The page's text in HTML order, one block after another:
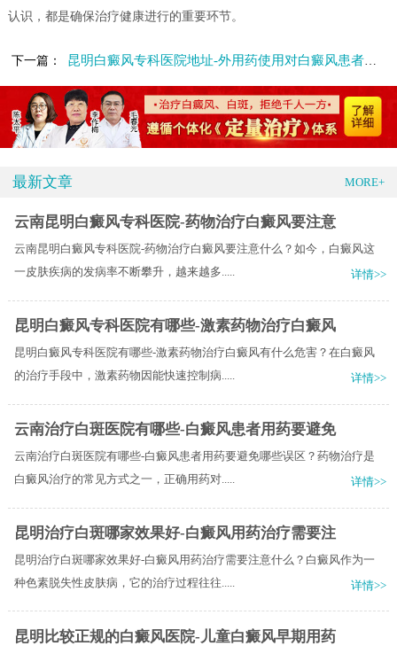
认识，都是确保治疗健康进行的重要环节。
下一篇： 昆明白癜风专科医院地址-外用药使用对白癜风患者有副作用吗
最新文章 MORE+
云南昆明白癜风专科医院-药物治疗白癜风要注意
云南昆明白癜风专科医院-药物治疗白癜风要注意什么？如今，白癜风这
一皮肤疾病的发病率不断攀升，越来越多.....
详情>>
昆明白癜风专科医院有哪些-激素药物治疗白癜风
昆明白癜风专科医院有哪些-激素药物治疗白癜风有什么危害？在白癜风
的治疗手段中，激素药物因能快速控制病.....
详情>>
云南治疗白斑医院有哪些-白癜风患者用药要避免
云南治疗白斑医院有哪些-白癜风患者用药要避免哪些误区？药物治疗是
白癜风治疗的常见方式之一，正确用药对.....
详情>>
昆明治疗白斑哪家效果好-白癜风用药治疗需要注
昆明治疗白斑哪家效果好-白癜风用药治疗需要注意什么？白癜风作为一
种色素脱失性皮肤病，它的治疗过程往往.....
详情>>
昆明比较正规的白癜风医院-儿童白癜风早期用药